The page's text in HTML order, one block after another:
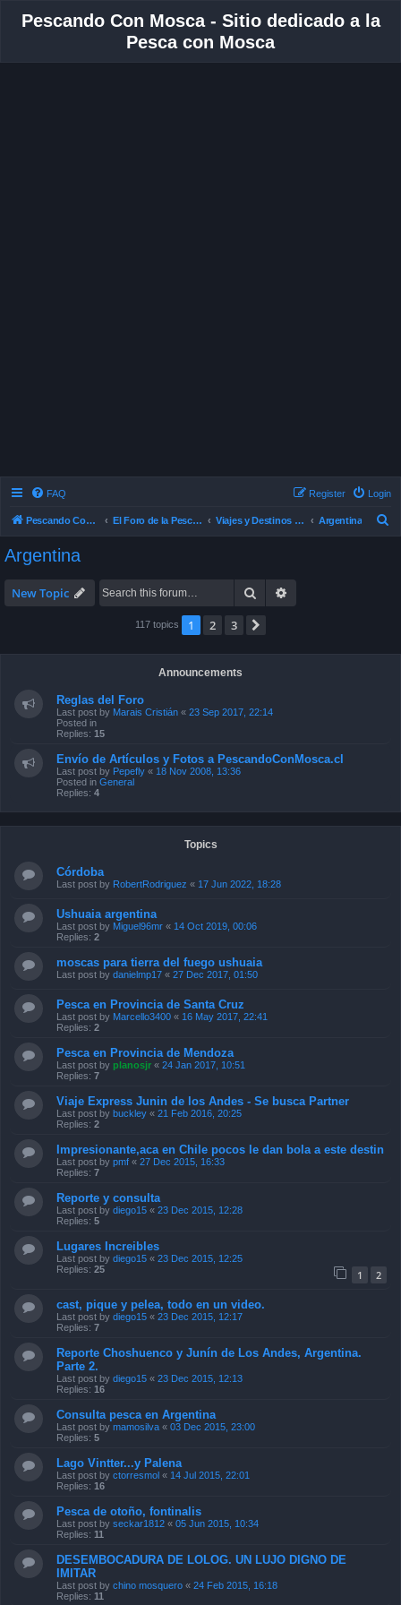
Pescando Con Mosca - Sitio dedicado a la
Pesca con Mosca
FAQ Login
Register
Pescando Con Mosca El Foro de la Pesca con Mosca en Chile Viajes y Destinos de Pesca Argentina
Argentina
New Topic Search
117 topics 1 2 3
Announcements
Reglas del Foro
Last post by Marais Cristián « 23 Sep 2017, 22:14
Posted in
Replies: 15
Envío de Artículos y Fotos a PescandoConMosca.cl
Last post by Pepefly « 18 Nov 2008, 13:36
Posted in General
Replies: 4
Topics
Córdoba
Last post by RobertRodriguez « 17 Jun 2022, 18:28
Ushuaia argentina
Last post by Miguel96mr « 14 Oct 2019, 00:06
Replies: 2
moscas para tierra del fuego ushuaia
Last post by danielmp17 « 27 Dec 2017, 01:50
Pesca en Provincia de Santa Cruz
Last post by Marcello3400 « 16 May 2017, 22:41
Replies: 2
Pesca en Provincia de Mendoza
Last post by planosjr « 24 Jan 2017, 10:51
Replies: 7
Viaje Express Junin de los Andes - Se busca Partner
Last post by buckley « 21 Feb 2016, 20:25
Replies: 2
Impresionante,aca en Chile pocos le dan bola a este destin
Last post by pmf « 27 Dec 2015, 16:33
Replies: 7
Reporte y consulta
Last post by diego15 « 23 Dec 2015, 12:28
Replies: 5
Lugares Increibles
Last post by diego15 « 23 Dec 2015, 12:25
Replies: 25 1 2
cast, pique y pelea, todo en un video.
Last post by diego15 « 23 Dec 2015, 12:17
Replies: 7
Reporte Choshuenco y Junín de Los Andes, Argentina.
Parte 2.
Last post by diego15 « 23 Dec 2015, 12:13
Replies: 16
Consulta pesca en Argentina
Last post by mamosilva « 03 Dec 2015, 23:00
Replies: 5
Lago Vintter...y Palena
Last post by ctorresmol « 14 Jul 2015, 22:01
Replies: 16
Pesca de otoño, fontinalis
Last post by seckar1812 « 05 Jun 2015, 10:34
Replies: 11
DESEMBOCADURA DE LOLOG. UN LUJO DIGNO DE
IMITAR
Last post by chino mosquero « 24 Feb 2015, 16:18
Replies: 11